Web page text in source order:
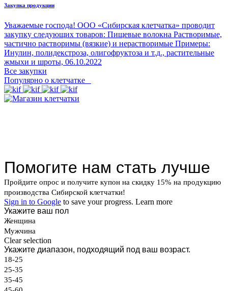
Закупка продукции
Уважаемые господа! ООО «Сибирская клетчатка» проводит
закупку следующих товаров: Пищевые волокна Растворимые,
частично растворимы (вязкие) и нерастворимые Примеры:
Инулин, полидекстроза, олигофруктоза и т.д., растительные
жмыхи и шроты, 06.10.2022
Все закупки
Популярно о клетчатке